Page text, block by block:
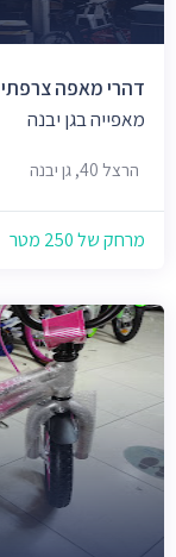
דהרי מאפה צרפתי
מאפייה בגן יבנה
הרצל 40, גן יבנה
מרחק של 250 מטר